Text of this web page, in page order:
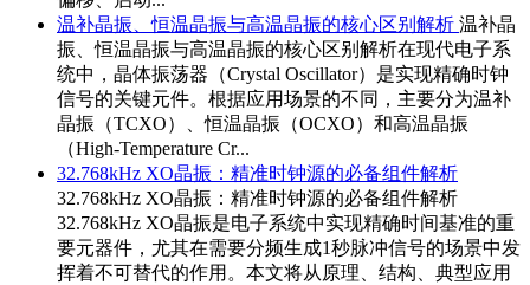
温补晶振、恒温晶振与高温晶振的核心区别解析 温补晶
振、恒温晶振与高温晶振的核心区别解析在现代电子系
统中，晶体振荡器（Crystal Oscillator）是实现精确时钟
信号的关键元件。根据应用场景的不同，主要分为温补
晶振（TCXO）、恒温晶振（OCXO）和高温晶振
（High-Temperature Cr...
32.768kHz XO晶振：精准时钟源的必备组件解析
32.768kHz XO晶振：精准时钟源的必备组件解析
32.768kHz XO晶振是电子系统中实现精确时间基准的重
要元器件，尤其在需要分频生成1秒脉冲信号的场景中发
挥着不可替代的作用。本文将从原理、结构、典型应用